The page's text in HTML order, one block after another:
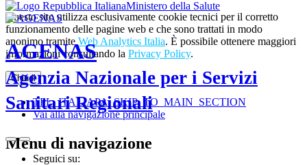
Questo sito utilizza esclusivamente cookie tecnici per il corretto
funzionamento delle pagine web e che sono trattati in modo
anonimo tramite Web Analytics Italia. È possibile ottenere maggiori
informazioni consultando la Privacy Policy.
Chiudi
TPL_ITALIAPA_SKIP_TO_MAIN_SECTION
Vai alla navigazione principale
Ministero della Salute
AGENAS
Agenzia Nazionale per i Servizi
Sanitari Regionali
Seguici su:
Menu di navigazione